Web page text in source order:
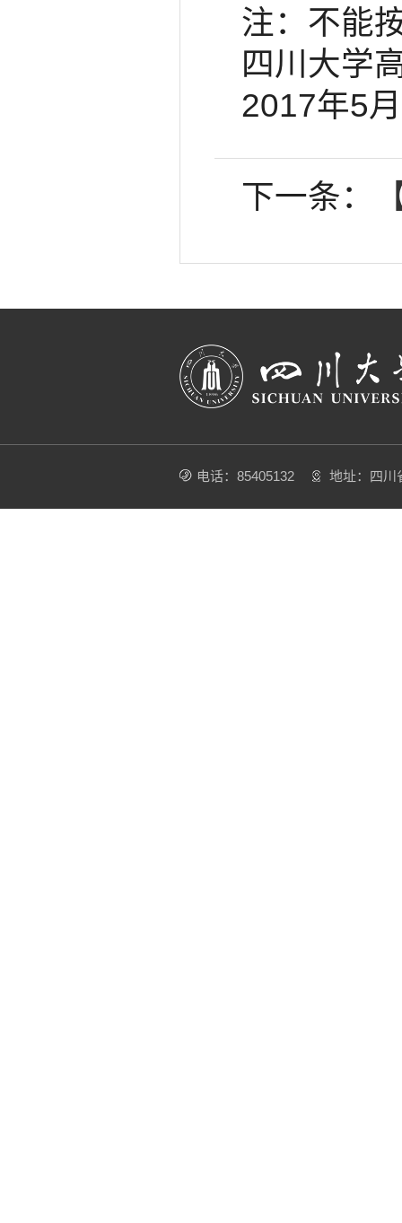
注：不能
四川大学
2017年5
下一条：
电话：85405132 地址：四川